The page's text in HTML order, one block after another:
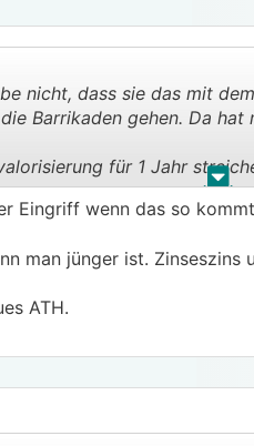
. .
nicht, dass sie das mit
Barrikaden gehen. Da
für 1 Jahr
oevp-sparpaket-
Eingriff wenn das so
man jünger ist. Zinseszins
ATH.